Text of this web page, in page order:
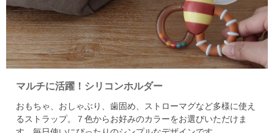
マルチに活躍！シリコンホルダー
おもちゃ、おしゃぶり、歯固め、ストローマグなど多様に使え
るストラップ。
７色からお好みのカラーをお選びいただけま